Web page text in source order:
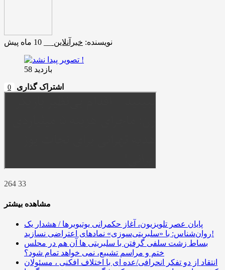
نویسنده: خبرآنلاین 10 ماه پیش
بازدید 58
اشتراک گذاری 0
264 33
مشاهده بیشتر
پایان عصر تلویزیون، آغاز حکمرانی یوتیوبرها / هشدار یک
روان‌شناس: با «سلبریتی‌سوزی» نمادهای اعتراضی نسازید!
بساط زشت سلفی گرفتن با سلبریتی ها آن هم در محلس
ختم و مراسم تشییع، نمی خواهد تمام شود؟
انتقاد از دو تفکر انحرافی/عده ای با اختلاف افکنی ، مسئولان